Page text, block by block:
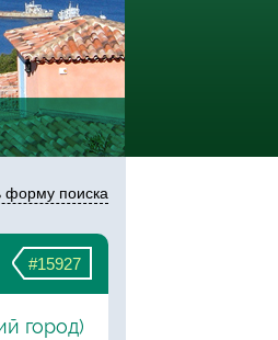
форму поиска
#15927
город)